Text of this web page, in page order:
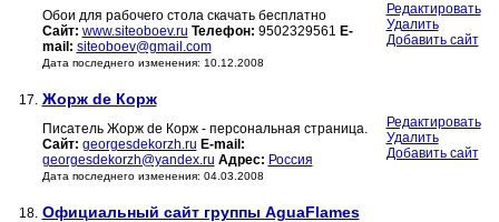
Обои для рабочего стола скачать бесплатно
Сайт: www.siteoboev.ru Телефон: 9502329561 E-
mail: siteoboev@gmail.com
Дата последнего изменения: 10.12.2008
Редактировать
Удалить
Добавить сайт
17. Жорж de Корж
Писатель Жорж de Корж - персональная страница.
Сайт: georgesdekorzh.ru E-mail:
georgesdekorzh@yandex.ru Адрес: Россия
Дата последнего изменения: 04.03.2008
Редактировать
Удалить
Добавить сайт
18. Официальный сайт группы AguaFlames